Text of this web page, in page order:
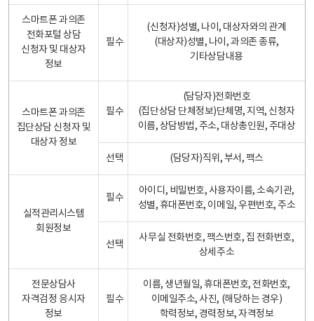
스마트폰 과의존
전화포털 상담
신청자 및 대상자
정보
필수
(신청자)성별, 나이, 대상자와의 관계
(대상자)성별, 나이, 과의존 종류,
기타상담내용
스마트폰 과의존
집단상담 신청자 및
대상자 정보
필수
(담당자)전화번호
(집단상담 단체정보)단체명, 지역, 신청자
이름, 상담방법, 주소, 대상총인원, 주대상
선택 (담당자)직위, 부서, 팩스
실적관리시스템
회원정보
필수
아이디, 비밀번호, 사용자이름, 소속기관,
성별, 휴대폰번호, 이메일, 우편번호, 주소
선택
사무실 전화번호, 팩스번호, 집 전화번호,
상세주소
전문상담사
자격검정 응시자
정보
필수
이름, 생년월일, 휴대폰번호, 전화번호,
이메일주소, 사진, (해당하는 경우)
학력정보, 경력정보, 자격정보